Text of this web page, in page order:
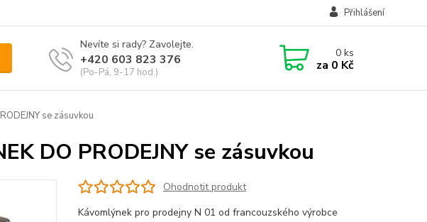
Přihlášení
Nevíte si rady? Zavolejte.
+420 603 823 376
(Po-Pá, 9-17 hod.)
0ks
za 0 Kč
se zásuvkou
DO PRODEJNY se zásuvkou
Ohodnotit produkt
Kávomlýnek pro prodejny N 01 od francouzského výrobce